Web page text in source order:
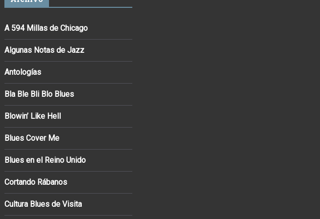
A 594 Millas de Chicago
Algunas Notas de Jazz
Antologías
Bla Ble Bli Blo Blues
Blowin’ Like Hell
Blues Cover Me
Blues en el Reino Unido
Cortando Rábanos
Cultura Blues de Visita